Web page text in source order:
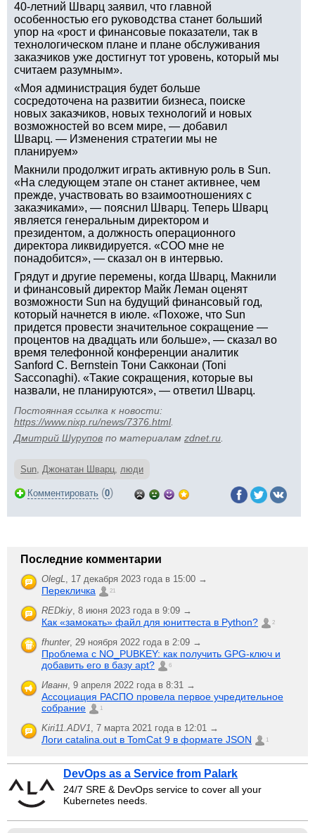
40-летний Шварц заявил, что главной
особенностью его руководства станет больший
упор на «рост и финансовые показатели, так в
технологическом плане и плане обслуживания
заказчиков уже достигнут тот уровень, который мы
считаем разумным».
«Моя администрация будет больше
сосредоточена на развитии бизнеса, поиске
новых заказчиков, новых технологий и новых
возможностей во всем мире, — добавил
Шварц. — Изменения стратегии мы не
планируем»
Макнили продолжит играть активную роль в Sun.
«На следующем этапе он станет активнее, чем
прежде, участвовать во взаимоотношениях с
заказчиками», — пояснил Шварц. Теперь Шварц
является генеральным директором и
президентом, а должность операционного
директора ликвидируется. «COO мне не
понадобится», — сказал он в интервью.
Грядут и другие перемены, когда Шварц, Макнили
и финансовый директор Майк Леман оценят
возможности Sun на будущий финансовый год,
который начнется в июле. «Похоже, что Sun
придется провести значительное сокращение —
процентов на двадцать или больше», — сказал во
время телефонной конференции аналитик
Sanford C. Bernstein Тони Сакконаи (Toni
Sacconaghi). «Такие сокращения, которые вы
назвали, не планируются», — ответил Шварц.
Постоянная ссылка к новости:
https://www.nixp.ru/news/7376.html.
Дмитрий Шурупов по материалам zdnet.ru
Sun, Джонатан Шварц, люди
Комментировать (0)
Последние комментарии
OlegL, 17 декабря 2023 года в 15:00 →
Перекличка 21
REDkiy, 8 июня 2023 года в 9:09 →
Как «замокать» файл для юниттеста в Python? 2
fhunter, 29 ноября 2022 года в 2:09 →
Проблема с NO_PUBKEY: как получить GPG-ключ и
добавить его в базу apt?
6
Иванн, 9 апреля 2022 года в 8:31 →
Ассоциация РАСПО провела первое учредительное
собрание
1
Kiri11.ADV1, 7 марта 2021 года в 12:01 →
Логи catalina.out в TomCat 9 в формате JSON 1
DevOps as a Service from Palark
24/7 SRE & DevOps service to cover all your
Kubernetes needs.